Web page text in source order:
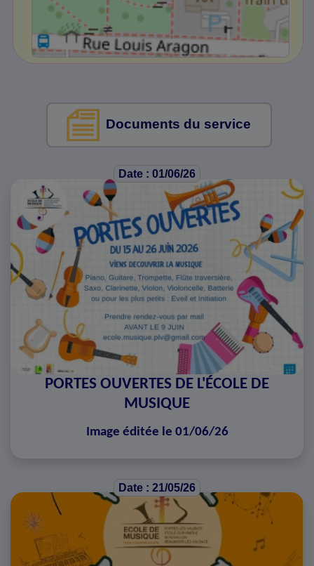
Documents du service
Date : 01/06/26
PORTES OUVERTES DE L'ÉCOLE DE
MUSIQUE
Image éditée le 01/06/26
Date : 21/05/26